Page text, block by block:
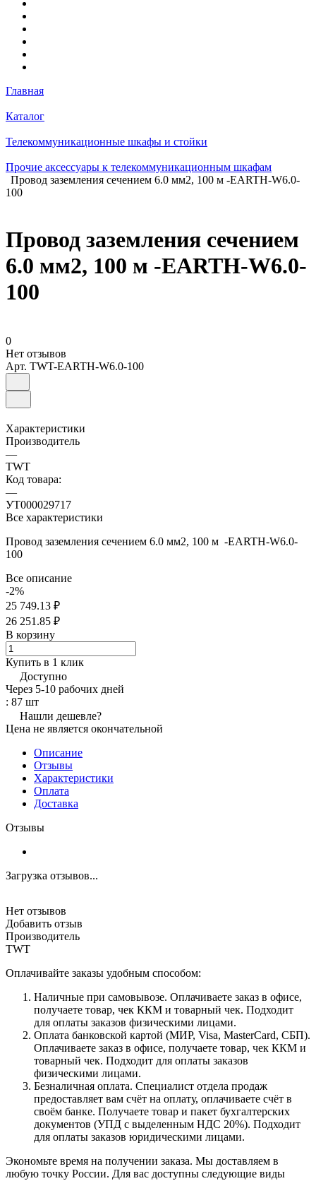
Главная
Каталог
Телекоммуникационные шкафы и стойки
Прочие аксессуары к телекоммуникационным шкафам
Провод заземления сечением 6.0 мм2, 100 м -EARTH-W6.0-
100
Провод заземления сечением
6.0 мм2, 100 м -EARTH-W6.0-
100
0
Нет отзывов
Арт. TWT-EARTH-W6.0-100
Характеристики
Производитель
—
TWT
Код товара:
—
УТ000029717
Все характеристики
Провод заземления сечением 6.0 мм2, 100 м -EARTH-W6.0-
100
Все описание
-2%
25 749.13 ₽
26 251.85 ₽
В корзину
Купить в 1 клик
Доступно
Через 5-10 рабочих дней
: 87 шт
Нашли дешевле?
Цена не является окончательной
Описание
Отзывы
Характеристики
Оплата
Доставка
Отзывы
Загрузка отзывов...
Нет отзывов
Добавить отзыв
Производитель
TWT
Оплачивайте заказы удобным способом:
Наличные при самовывозе. Оплачиваете заказ в офисе,
получаете товар, чек ККМ и товарный чек. Подходит
для оплаты заказов физическими лицами.
Оплата банковской картой (МИР, Visa, MasterCard, СБП).
Оплачиваете заказ в офисе, получаете товар, чек ККМ и
товарный чек. Подходит для оплаты заказов
физическими лицами.
Безналичная оплата. Специалист отдела продаж
предоставляет вам счёт на оплату, оплачиваете счёт в
своём банке. Получаете товар и пакет бухгалтерских
документов (УПД с выделенным НДС 20%). Подходит
для оплаты заказов юридическими лицами.
Экономьте время на получении заказа. Мы доставляем в
любую точку России. Для вас доступны следующие виды